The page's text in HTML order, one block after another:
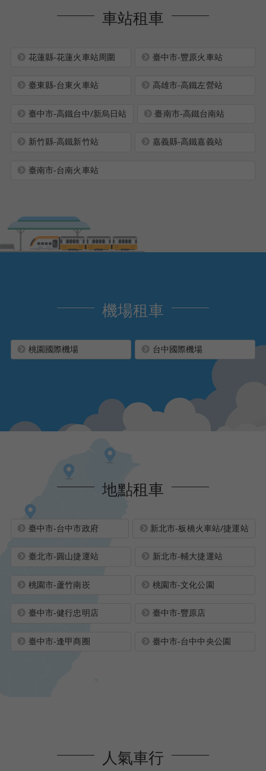
車站租車
花蓮縣-花蓮火車站周圍 臺中市-豐原火車站
臺東縣-台東火車站 高雄市-高鐵左營站
臺中市-高鐵台中/新烏日站 臺南市-高鐵台南站
新竹縣-高鐵新竹站 嘉義縣-高鐵嘉義站
臺南市-台南火車站
機場租車
桃園國際機場 台中國際機場
地點租車
臺中市-台中市政府 新北市-板橋火車站/捷運站
臺北市-圓山捷運站 新北市-輔大捷運站
桃園市-蘆竹南崁 桃園市-文化公園
臺中市-健行忠明店 臺中市-豐原店
臺中市-逢甲商圈 臺中市-台中中央公園
人氣車行